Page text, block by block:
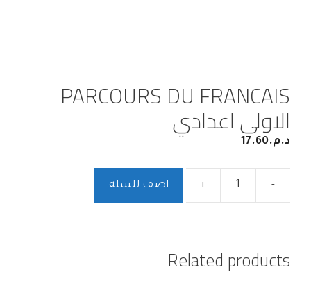
PARCOURS DU FRANCAIS
الاولى اعدادي
د.م.17.60
-
+ اضف للسلة
Related products